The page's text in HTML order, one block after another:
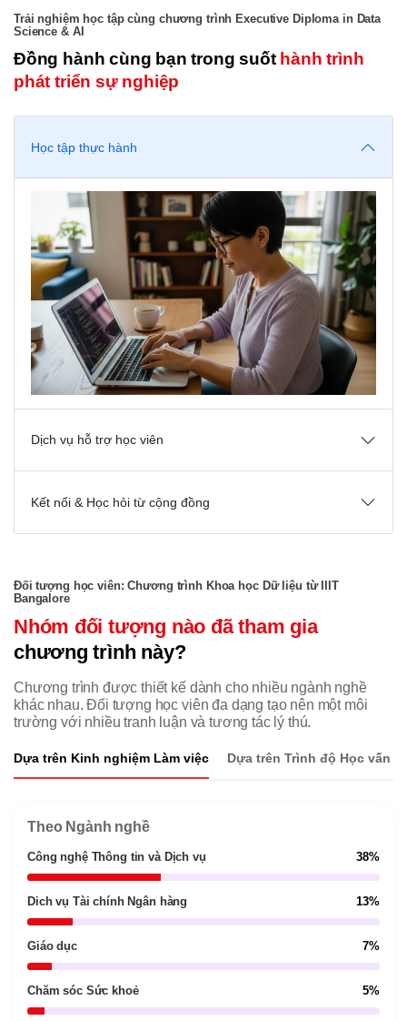
Trải nghiệm học tập cùng chương trình Executive Diploma in Data
Science & AI
Đồng hành cùng bạn trong suốt hành trình
phát triển sự nghiệp
Học tập thực hành
Dịch vụ hỗ trợ học viên
Kết nối & Học hỏi từ cộng đồng
Đối tượng học viên: Chương trình Khoa học Dữ liệu từ IIIT
Bangalore
Nhóm đối tượng nào đã tham gia
chương trình này?
Chương trình được thiết kế dành cho nhiều ngành nghề
khác nhau. Đối tượng học viên đa dạng tạo nên một môi
trường với nhiều tranh luận và tương tác lý thú.
Dựa trên Kinh nghiệm Làm việc Dựa trên Trình độ Học vấn
Theo Ngành nghề
Công nghệ Thông tin và Dịch vụ 38%
Dich vụ Tài chính Ngân hàng 13%
Giáo dục 7%
Chăm sóc Sức khoẻ 5%